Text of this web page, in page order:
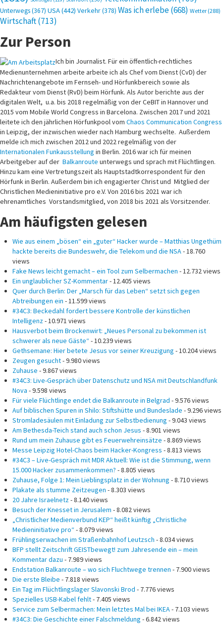
Unterwegs(367) USA(442) Verkehr(378) Was ich erlebe(668) Wetter (288)
Wirtschaft(713)
Zur Person
Ich bin Journalist. Für ein öffentlich-rechtliches
Medienunternehmen arbeite arbeite ich als Chef vom Dienst (CvD) der
Nachrichtenangebote im Fernseh- und Hörfunkbereich sowie als
Redakteur vom Dienst (RvD) beim Hörfunk. Als Autor berichte aus der
digitalen Welt, u.a. bis 2018 regelmäßig von der CeBIT in Hannover und
2015 vom Mobile World Congress in Barcelona. Zwischen 2017 und 2021
leitete ich den jährlichen Hörfunkpool vom Chaos Communication Congress
in Leipzig, der inzwischen wieder nach Hamburg wechselte. Außerdem
melde ich mich zwischen 2012 und 2022 regelmäßig von der
Internationalen Funkausstellung in Berlin. 2016 war ich für meinen
Arbeitgeber auf der Balkanroute unterwegs und sprach mit Flüchtlingen.
Hinzu kam eine Vertretungszeit als Hauptstadtkorrespondent für den
Hörfunk in Berlin. Außerdem bin ich engagierter Christ und Mitglied der
Christlichen Medieninitiative pro e.V. Von 2016 bis 2021 war ich
ehrenamtliches Vorstandsmitglied, von 2018 bis 2021 als Vorsitzender.
Am häufigsten gelesen
Wie aus einem „bösen“ ein „guter“ Hacker wurde – Matthias Ungethüm
hackte bereits die Bundeswehr, die Telekom und die NSA - 18.760
views
Fake News leicht gemacht – ein Tool zum Selbermachen - 12.732 views
Ein unglaublicher SZ-Kommentar- 12.405 views
Quer durch Berlin: Der „Marsch für das Leben“ setzt sich gegen
Abtreibungen ein - 11.599 views
#34C3: Beckedahl fordert bessere Kontrolle der künstlichen
Intelligenz - 10.971 views
Hausverbot beim Brockenwirt: „Neues Personal zu bekommen ist
schwerer als neue Gäste“- 10.239 views
Gethsemane: Hier betete Jesus vor seiner Kreuzigung - 10.204 views
Zeugen gesucht- 9.980 views
Zuhause - 9.867 views
#34C3: Live-Gespräch über Datenschutz und NSA mit Deutschlandfunk
Nova - 9.598 views
Für viele Flüchtlinge endet die Balkanroute in Belgrad - 9.576 views
Auf biblischen Spuren in Shilo: Stiftshütte und Bundeslade - 9.296 views
Stromladesäulen mit Einladung zur Selbstbedienung - 9.043 views
Am Bethesda-Teich stand auch schon Jesus - 8.901 views
Rund um mein Zuhause gibt es Feuerwehreinsätze - 8.869 views
Messe Leipzig Hotel-Chaos beim Hacker-Kongress - 8.813 views
#34C3 – Live-Gespräch mit MDR Aktuell: Wie ist die Stimmung, wenn
15.000 Hacker zusammenkommen? - 8.805 views
Zuhause, Folge 1: Mein Lieblingsplatz in der Wohnung - 8.710 views
Plakate als stumme Zeitzeugen - 8.303 views
20 Jahre Israelnetz - 8.140 views
Besuch der Knesset in Jerusalem - 8.082 views
„Christlicher Medienverbund KEP“ heißt künftig „Christliche
Medieninitiative pro“- 8.079 views
Frühlingserwachen im Straßenbahnhof Leutzsch - 8.034 views
BFP stellt Zeitschrift GEISTbewegt! zum Jahresende ein – mein
Kommentar dazu - 7.989 views
Endstation Balkanroute – wo sich Fluchtwege trennen - 7.900 views
Die erste Bleibe - 7.818 views
Ein Tag im Flüchtlingslager Slavonski Brod - 7.776 views
Spezielles USB-Kabel fehlt- 7.405 views
Service zum Selbermachen: Mein letztes Mal bei IKEA - 7.103 views
#34C3: Die Geschichte einer Falschmeldung - 6.842 views